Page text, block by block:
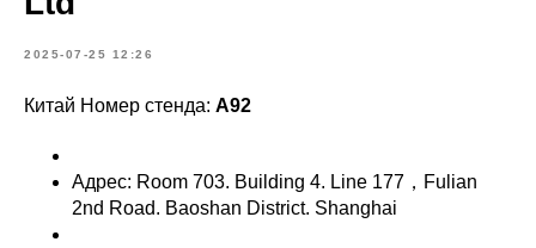
2025-07-25 12:26
Китай Номер стенда: A92
Адрес: Room 703. Building 4. Line 177，Fulian
2nd Road. Baoshan District. Shanghai